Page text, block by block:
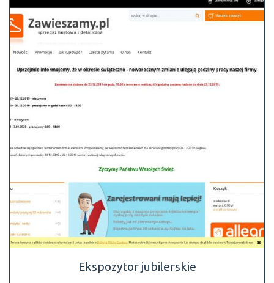
Ekspozytor jubilerskie